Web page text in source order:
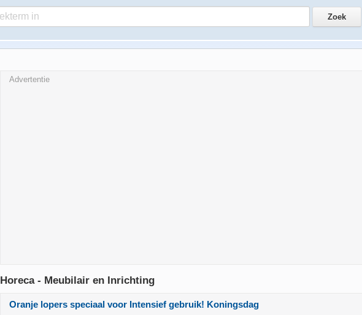
Advertentie
Horeca - Meubilair en Inrichting
Oranje lopers speciaal voor Intensief gebruik! Koningsdag